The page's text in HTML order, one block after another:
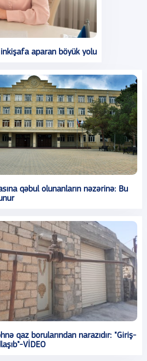
inkişafa aparan böyük yolu
qəbul olunanların nəzərinə: Bu
qaz borularından narazıdır: "Giriş-
VİDEO